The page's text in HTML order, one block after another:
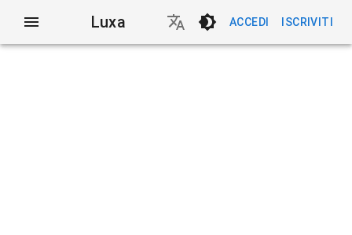
Luxa ACCEDI ISCRIVITI